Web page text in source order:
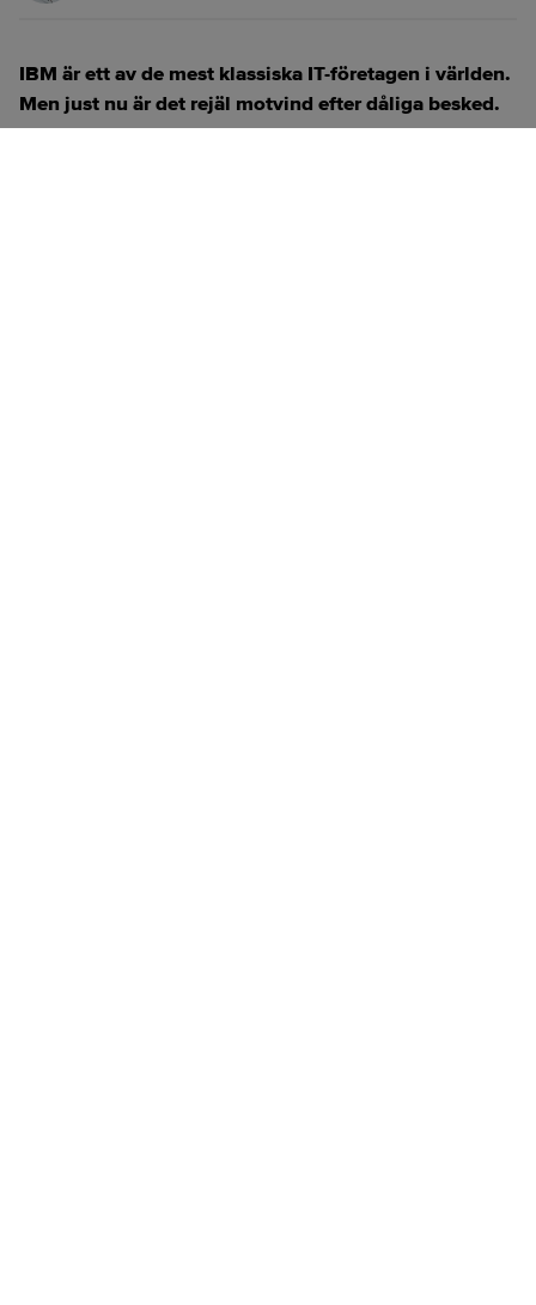
IBM är ett av de mest klassiska IT-företagen i världen.
Men just nu är det rejäl motvind efter dåliga besked.